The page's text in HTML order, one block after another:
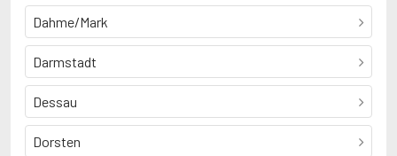
Dahme/Mark
Darmstadt
Dessau
Dorsten